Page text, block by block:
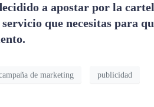
a apostar por la
que necesitas para
de marketing publicidad